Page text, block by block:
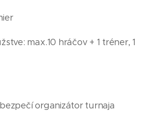
max.10 hráčov + 1 tréner, 1
organizátor turnaja